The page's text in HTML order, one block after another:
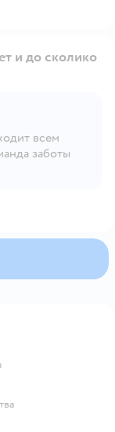
и до сколико
всем